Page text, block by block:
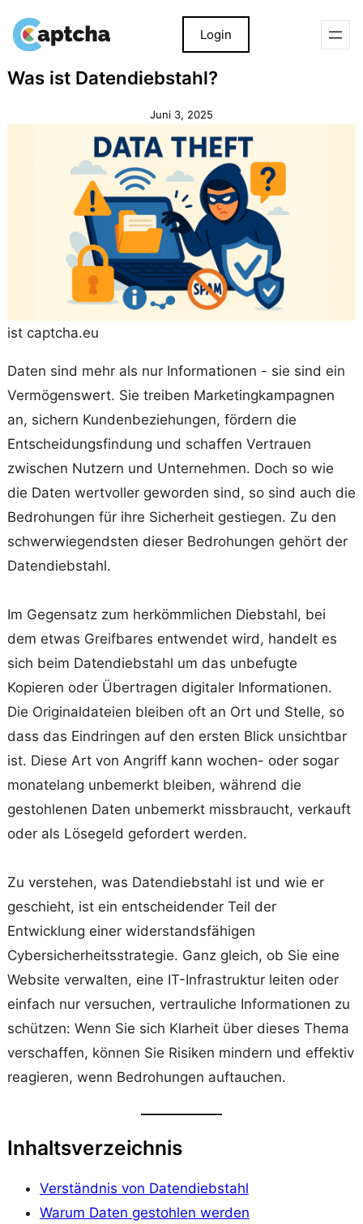
Inhalt
Inhalt
Login
Was ist Datendiebstahl?
Juni 3, 2025
ist captcha.eu
Daten sind mehr als nur Informationen - sie sind ein
Vermögenswert. Sie treiben Marketingkampagnen
an, sichern Kundenbeziehungen, fördern die
Entscheidungsfindung und schaffen Vertrauen
zwischen Nutzern und Unternehmen. Doch so wie
die Daten wertvoller geworden sind, so sind auch die
Bedrohungen für ihre Sicherheit gestiegen. Zu den
schwerwiegendsten dieser Bedrohungen gehört der
Datendiebstahl.
Im Gegensatz zum herkömmlichen Diebstahl, bei
dem etwas Greifbares entwendet wird, handelt es
sich beim Datendiebstahl um das unbefugte
Kopieren oder Übertragen digitaler Informationen.
Die Originaldateien bleiben oft an Ort und Stelle, so
dass das Eindringen auf den ersten Blick unsichtbar
ist. Diese Art von Angriff kann wochen- oder sogar
monatelang unbemerkt bleiben, während die
gestohlenen Daten unbemerkt missbraucht, verkauft
oder als Lösegeld gefordert werden.
Zu verstehen, was Datendiebstahl ist und wie er
geschieht, ist ein entscheidender Teil der
Entwicklung einer widerstandsfähigen
Cybersicherheitsstrategie. Ganz gleich, ob Sie eine
Website verwalten, eine IT-Infrastruktur leiten oder
einfach nur versuchen, vertrauliche Informationen zu
schützen: Wenn Sie sich Klarheit über dieses Thema
verschaffen, können Sie Risiken mindern und effektiv
reagieren, wenn Bedrohungen auftauchen.
Inhaltsverzeichnis
Verständnis von Datendiebstahl
Warum Daten gestohlen werden